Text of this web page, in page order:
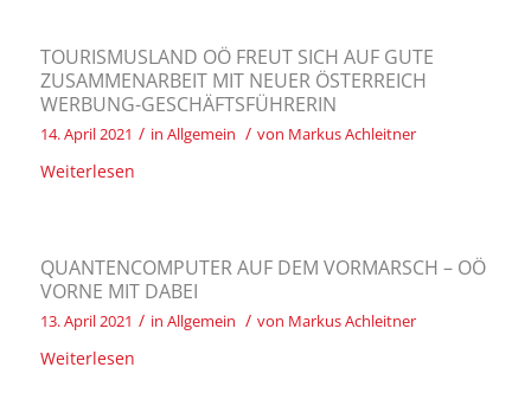
TOURISMUSLAND OÖ FREUT SICH AUF GUTE
ZUSAMMENARBEIT MIT NEUER ÖSTERREICH
WERBUNG-GESCHÄFTSFÜHRERIN
14. April 2021 / in Allgemein / von Markus Achleitner
Weiterlesen
QUANTENCOMPUTER AUF DEM VORMARSCH – OÖ
VORNE MIT DABEI
13. April 2021 / in Allgemein / von Markus Achleitner
Weiterlesen